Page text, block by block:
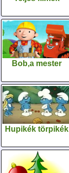
Bob,a mester
Hupikék törpikék